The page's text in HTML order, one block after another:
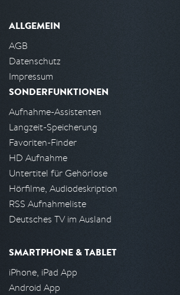
ALLGEMEIN
AGB
Datenschutz
Impressum
SONDERFUNKTIONEN
Aufnahme-Assistenten
Langzeit-Speicherung
Favoriten-Finder
HD Aufnahme
Untertitel für Gehörlose
Hörfilme, Audiodeskription
RSS Aufnahmeliste
Deutsches TV im Ausland
SMARTPHONE & TABLET
iPhone, iPad App
Android App